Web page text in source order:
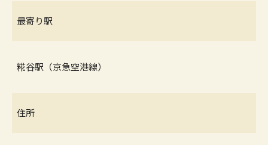
最寄り駅
糀谷駅（京急空港線）
住所